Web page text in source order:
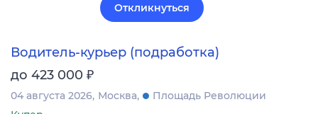
Откликнуться
Водитель-курьер (подработка)
до 423 000 ₽
04 августа 2026 Москва
Площадь Революции